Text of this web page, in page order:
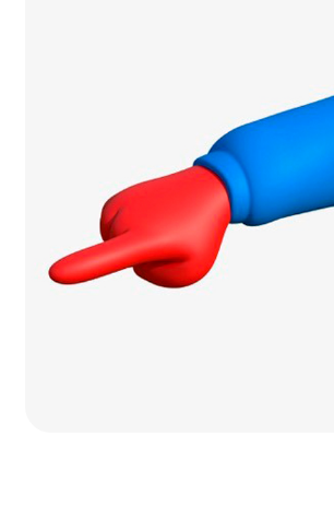
Tankstation. Bewaar je tankbon
het deelnameformulier in op de actie
pagina op de website. Daarna maak je
automatisch kans op mooie prijzen.
e-mail en onze socials in de gaten
winnaars.
Soms organiseren we ook acties via
Facebook- of Instagrampagina. In dat